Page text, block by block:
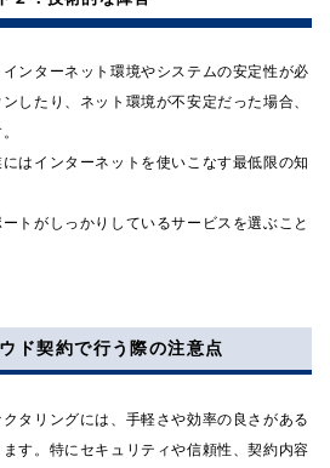
ンターネット環境やシステムの安定性が必
したり、ネット環境が不安定だった場合、
はインターネットを使いこなす最低限の知
トがしっかりしているサービスを選ぶこと
ド契約で行う際の注意点
タリングには、手軽さや効率の良さがある
す。特にセキュリティや信頼性、契約内容